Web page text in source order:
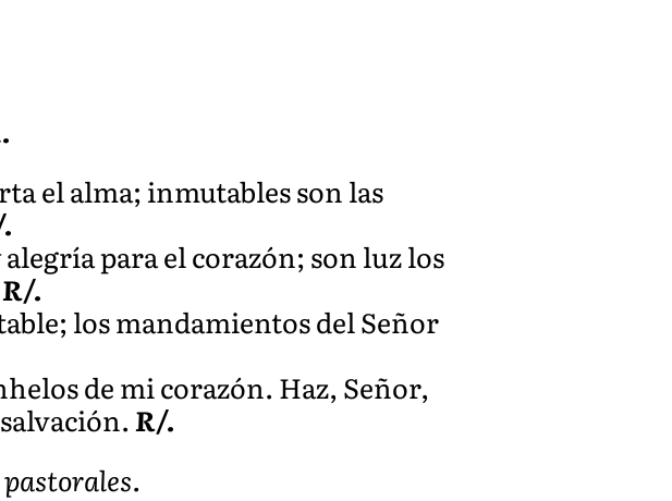
el alma; inmutables son las
para el corazón; son luz los
R/.
los mandamientos del Señor
de mi corazón. Haz, Señor,
R/.